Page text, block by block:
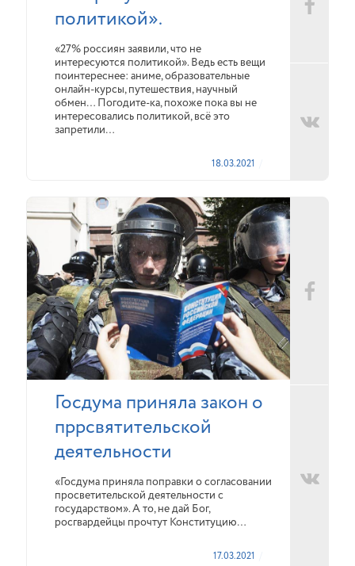
политикой».
«27% россиян заявили, что не
интересуются политикой». Ведь есть вещи
поинтереснее: аниме, образовательные
онлайн-курсы, путешествия, научный
обмен… Погодите-ка, похоже пока вы не
интересовались политикой, всё это
запретили…
18.03.2021
Госдума приняла закон о
пррсвятительской
деятельности
«Госдума приняла поправки о согласовании
просветительской деятельности с
государством». А то, не дай Бог,
росгвардейцы прочтут Конституцию…
17.03.2021